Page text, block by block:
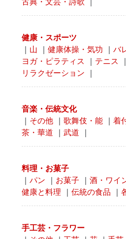
健康・スポーツ
｜ 山 ｜ 健康体操・気功 ｜ バ
ヨガ・ピラティス ｜ テニス ｜
リラクゼーション ｜
音楽・伝統文化
｜ その他 ｜ 歌舞伎・能 ｜ 着
茶・華道 ｜ 武道 ｜
料理・お菓子
｜ パン ｜ お菓子 ｜ 酒・ワイ
健康と料理 ｜ 伝統の食品 ｜
手工芸・フラワー